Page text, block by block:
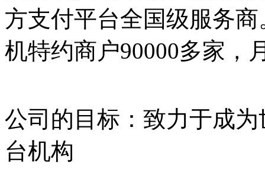
方支付平台全国级服务
机特约商户90000多家，
公司的目标：致力于成
台机构